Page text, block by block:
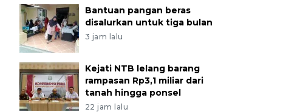
Bantuan pangan beras
disalurkan untuk tiga bulan
3 jam lalu
Kejati NTB lelang barang
rampasan Rp3,1 miliar dari
tanah hingga ponsel
22 jam lalu